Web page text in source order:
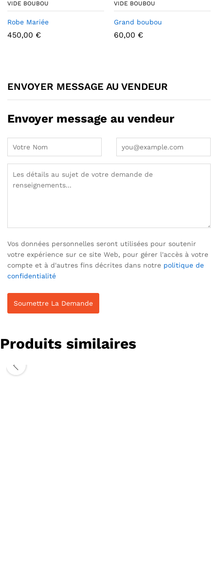
VIDE BOUBOU
Robe Mariée
450,00 €
VIDE BOUBOU
Grand boubou
60,00 €
ENVOYER MESSAGE AU VENDEUR
Envoyer message au vendeur
Vos données personnelles seront utilisées pour soutenir
votre expérience sur ce site Web, pour gérer l'accès à votre
compte et à d'autres fins décrites dans notre politique de
confidentialité
Produits similaires